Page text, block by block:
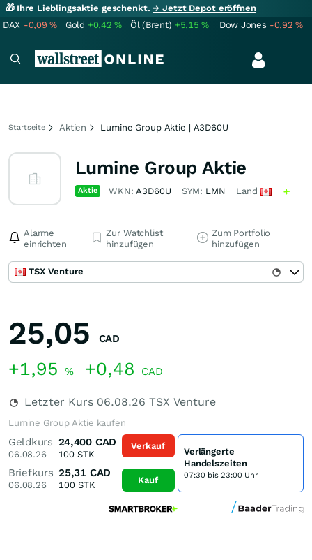
🎁 Ihre Lieblingsaktie geschenkt.→ Jetzt Depot eröffnen
DAX -0,09% Gold +0,42% Öl (Brent) +5,15% Dow Jones -0,92%
Startseite Aktien Lumine Group Aktie | A3D60U
Lumine Group Aktie
Aktie WKN:A3D60U SYM: LMN Land
Alarme
einrichten
Zur Watchlist
hinzufügen
Zum Portfolio
hinzufügen
TSX Venture
25,05 CAD
+1,95 % +0,48 CAD
Letzter Kurs 06.08.26 TSX Venture
Lumine Group Aktie kaufen
Geldkurs
06.08.26
24,400 CAD
100 STK
Briefkurs
06.08.26
25,31 CAD
100STK
Verkauf
Kauf
Verlängerte
Handelszeiten
07:30 bis 23:00 Uhr